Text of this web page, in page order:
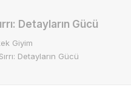
Detayların Gücü
Giyim
Detayların Gücü